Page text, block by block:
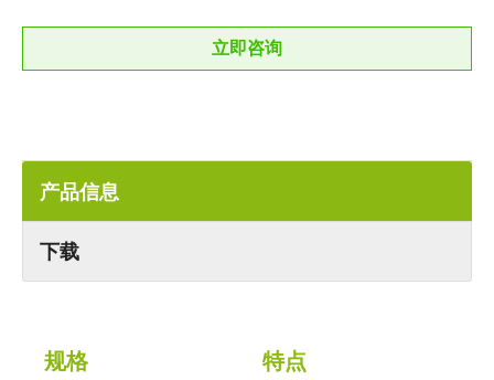
立即咨询
产品信息
下载
规格 特点